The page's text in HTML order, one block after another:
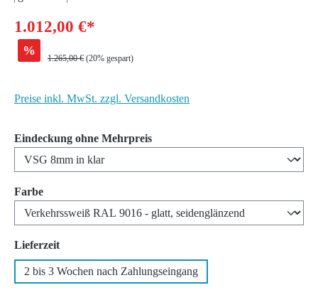
1.012,00 €*
% Regulärer Preis:
1.265,00 € (20% gespart)
Preise inkl. MwSt. zzgl. Versandkosten
Eindeckung ohne Mehrpreisauswählen
Farbeauswählen
Lieferzeitauswählen
2 bis 3 Wochen nach Zahlungseingang